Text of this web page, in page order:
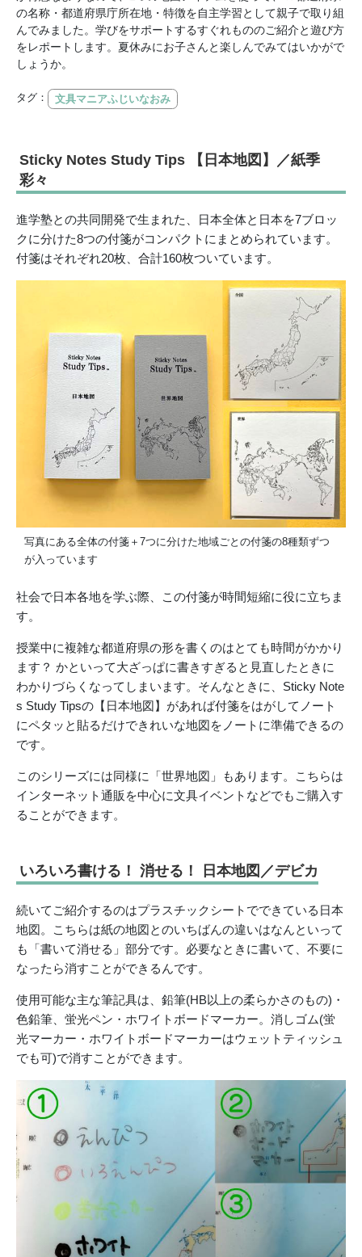
の名称・都道府県庁所在地・特徴を自主学習として親子で取り組
んでみました。学びをサポートするすぐれもののご紹介と遊び方
をレポートします。夏休みにお子さんと楽しんでみてはいかがで
しょうか。
タグ： 文具マニアふじいなおみ
Sticky Notes Study Tips 【日本地図】／紙季
彩々
進学塾との共同開発で生まれた、日本全体と日本を7ブロッ
クに分けた8つの付箋がコンパクトにまとめられています。
付箋はそれぞれ20枚、合計160枚ついています。
写真にある全体の付箋＋7つに分けた地域ごとの付箋の8種類ずつ
が入っています
社会で日本各地を学ぶ際、この付箋が時間短縮に役に立ちま
す。
授業中に複雑な都道府県の形を書くのはとても時間がかかり
ます？ かといって大ざっぱに書きすぎると見直したときに
わかりづらくなってしまいます。そんなときに、Sticky Note
s Study Tipsの【日本地図】があれば付箋をはがしてノート
にペタッと貼るだけできれいな地図をノートに準備できるの
です。
このシリーズには同様に「世界地図」もあります。こちらは
インターネット通販を中心に文具イベントなどでもご購入す
ることができます。
いろいろ書ける！ 消せる！ 日本地図／デビカ
続いてご紹介するのはプラスチックシートでできている日本
地図。こちらは紙の地図とのいちばんの違いはなんといって
も「書いて消せる」部分です。必要なときに書いて、不要に
なったら消すことができるんです。
使用可能な主な筆記具は、鉛筆(HB以上の柔らかさのもの)・
色鉛筆、蛍光ペン・ホワイトボードマーカー。消しゴム(蛍
光マーカー・ホワイトボードマーカーはウェットティッシュ
でも可)で消すことができます。